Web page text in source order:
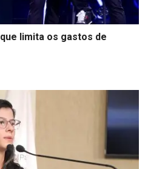
limita os gastos de